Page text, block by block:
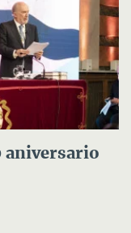
aniversario